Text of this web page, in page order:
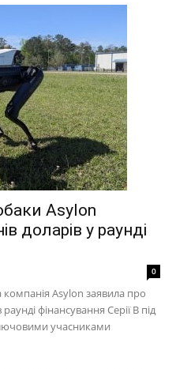
Asylon
доларів у раунді
0
компанія Asylon заявила про
фінансування Серії B під
учасниками